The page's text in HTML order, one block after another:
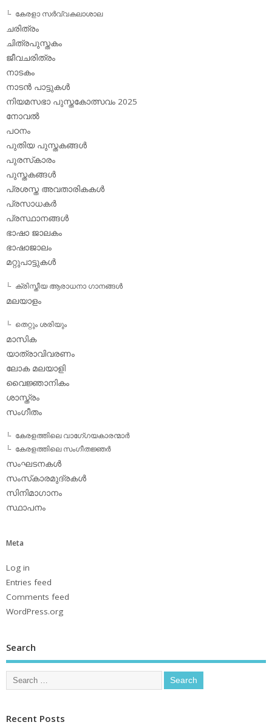
കേരളാ സര്‍വ്വകലാശാല
ചരിത്രം
ചിത്രപുസ്തകം
ജീവചരിത്രം
നാടകം
നാടന്‍ പാട്ടുകള്‍
നിയമസഭാ പുസ്തകോത്സവം 2025
നോവല്‍
പഠനം
പുതിയ പുസ്തകങ്ങള്‍
പുരസ്‌കാരം
പുസ്തകങ്ങള്‍
പ്രശസ്ത അവതാരികകള്‍
പ്രസാധകര്‍
പ്രസ്ഥാനങ്ങള്‍
ഭാഷാ ജാലകം
ഭാഷാജാലം
മറ്റുപാട്ടുകള്‍
ക്രിസ്തീയ ആരാധനാ ഗാനങ്ങള്‍
മലയാളം
തെറ്റും ശരിയും
മാസിക
യാത്രാവിവരണം
ലോക മലയാളി
വൈജ്ഞാനികം
ശാസ്ത്രം
സംഗീതം
കേരളത്തിലെ വാഗേ്ഗയകാരന്മാര്‍
കേരളത്തിലെ സംഗീതജ്ഞര്‍
സംഘടനകള്‍
സംസ്‌കാരമുദ്രകള്‍
സിനിമാഗാനം
സ്ഥാപനം
Meta
Log in
Entries feed
Comments feed
WordPress.org
Search
Recent Posts